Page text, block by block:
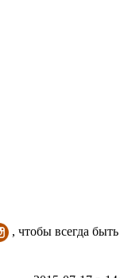
, чтобы всегда